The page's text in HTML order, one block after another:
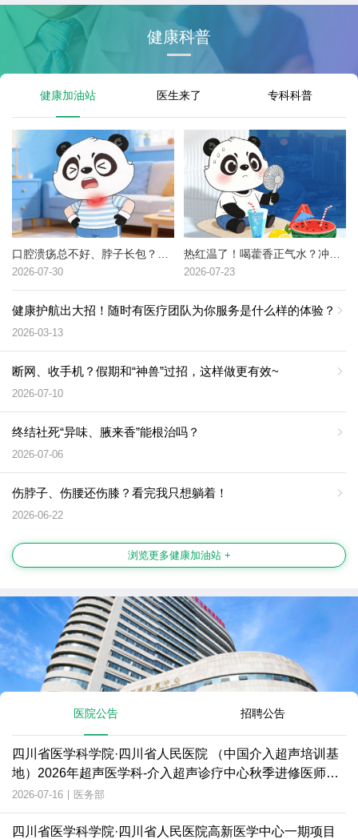
健康科普
健康加油站 医生来了 专科科普
2026-07-30 2026-07-23
健康护航出大招！随时有医疗团队为你服务是什么样的体验？
2026-03-13
断网、收手机？假期和“神兽”过招，这样做更有效~
2026-07-10
终结社死“异味、腋来香”能根治吗？
2026-07-06
伤脖子、伤腰还伤膝？看完我只想躺着！
2026-06-22
浏览更多健康加油站 +
医院公告 招聘公告
四川省医学科学院·四川省人民医院 （中国介入超声培训基
地）2026年超声医学科-介入超声诊疗中心秋季进修医师招
生简章
2026-07-16 | 医务部
四川省医学科学院·四川省人民医院高新医学中心一期项目